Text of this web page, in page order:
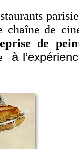
chaîne de
de
à